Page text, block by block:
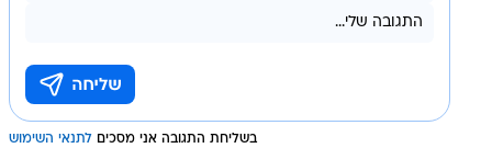
בשליחת התגובה אני מסכים לתנאי השימוש